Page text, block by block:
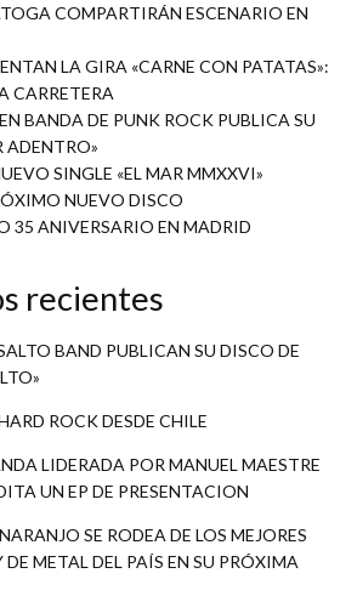
COMPARTIRÁN ESCENARIO EN
LA GIRA «CARNE CON PATATAS»:
CARRETERA
BANDA DE PUNK ROCK PUBLICA SU
ADENTRO»
SINGLE «EL MAR MMXXVI»
NUEVO DISCO
35 ANIVERSARIO EN MADRID
recientes
BAND PUBLICAN SU DISCO DE
ROCK DESDE CHILE
LIDERADA POR MANUEL MAESTRE
UN EP DE PRESENTACION
SE RODEA DE LOS MEJORES
METAL DEL PAÍS EN SU PRÓXIMA